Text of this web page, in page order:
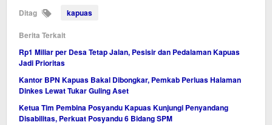
Ditag kapuas
Berita Terkait
Rp1 Miliar per Desa Tetap Jalan, Pesisir dan Pedalaman Kapuas
Jadi Prioritas
Kantor BPN Kapuas Bakal Dibongkar, Pemkab Perluas Halaman
Dinkes Lewat Tukar Guling Aset
Ketua Tim Pembina Posyandu Kapuas Kunjungi Penyandang
Disabilitas, Perkuat Posyandu 6 Bidang SPM